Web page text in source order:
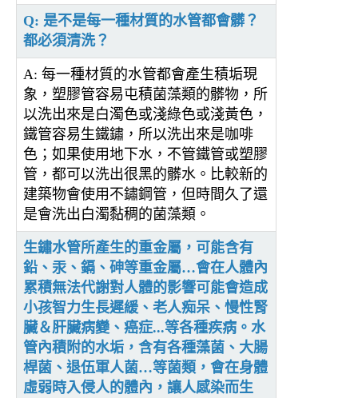
Q: 是不是每一種材質的水管都會髒？
都必須清洗？
A: 每一種材質的水管都會產生積垢現
象，塑膠管容易屯積菌藻類的髒物，所
以洗出來是白濁色或淺綠色或淺黃色，
鐵管容易生鐵鏽，所以洗出來是咖啡
色；如果使用地下水，不管鐵管或塑膠
管，都可以洗出很黑的髒水。比較新的
建築物會使用不鏽鋼管，但時間久了還
是會洗出白濁黏稠的菌藻類。
生鏽水管所產生的重金屬，可能含有
鉛、汞、鎘、砷等重金屬…會在人體內
累積無法代謝對人體的影響可能會造成
小孩智力生長遲緩、老人痴呆、慢性腎
臟＆肝臟病變、癌症...等各種疾病。水
管內積附的水垢，含有各種藻菌、大腸
桿菌、退伍軍人菌…等菌類，會在身體
虛弱時入侵人的體內，讓人感染而生